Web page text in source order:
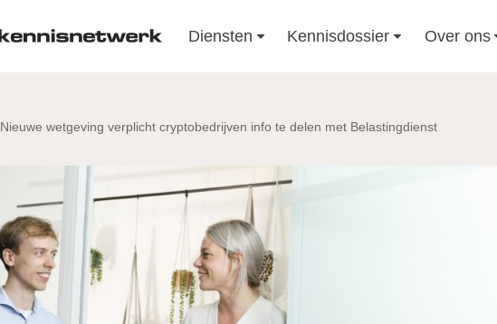
Diensten
Kennisdossier Over ons
Nieuwe wetgeving verplicht cryptobedrijven info te delen met Belastingdienst